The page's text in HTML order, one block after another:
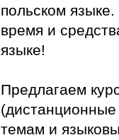
польском
время и
языке!
Предлагаем
(дистанционные
темам и